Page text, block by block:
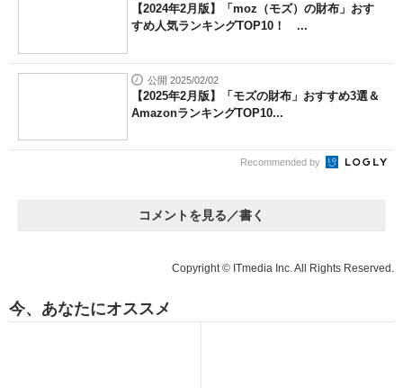
【2024年2月版】「moz（モズ）の財布」おす
すめ人気ランキングTOP10！ ...
公開 2025/02/02
【2025年2月版】「モズの財布」おすすめ3選＆
AmazonランキングTOP10...
Recommended by
コメントを見る／書く
Copyright © ITmedia Inc. All Rights Reserved.
今、あなたにオススメ